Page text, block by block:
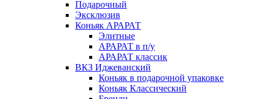
Подарочный
Эксклюзив
Коньяк АРАРАТ
Элитные
АРАРАТ в п/у
АРАРАТ классик
ВКЗ Иджеванский
Коньяк в подарочной упаковке
Коньяк Классический